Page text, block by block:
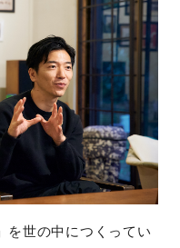
を世の中につくってい